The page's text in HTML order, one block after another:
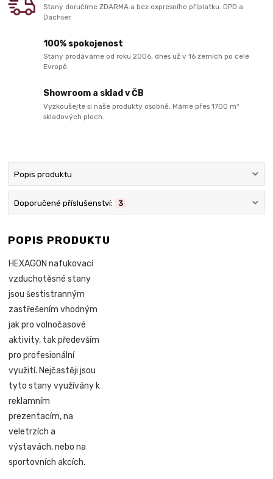
Stany doručíme ZDARMA a bez expresního příplatku. DPD a
Dachser.
100% spokojenost
Stany prodáváme od roku 2006, dnes už v 16 zemích po celé
Evropě.
Showroom a sklad v ČB
Vyzkoušejte si naše produkty osobně. Máme přes 1700 m²
skladových ploch.
Popis produktu
Doporučené příslušenství: 3
POPIS PRODUKTU
HEXAGON nafukovací
vzduchotěsné stany
jsou šestistranným
zastřešením vhodným
jak pro volnočasové
aktivity, tak především
pro profesionální
využití. Nejčastěji jsou
tyto stany využívány k
reklamním
prezentacím, na
veletrzích a
výstavách, nebo na
sportovních akcích.